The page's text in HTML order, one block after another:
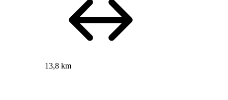
13,8 km